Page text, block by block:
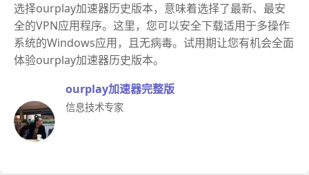
选择ourplay加速器历史版本，意味着选择了最新、最安
全的VPN应用程序。这里，您可以安全下载适用于多操作
系统的Windows应用，且无病毒。试用期让您有机会全面
体验ourplay加速器历史版本。
ourplay加速器完整版
信息技术专家